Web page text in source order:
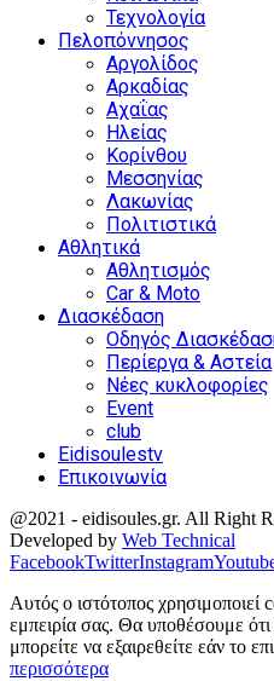
Τεχνολογία
Πελοπόννησος
Αργολίδος
Αρκαδίας
Αχαΐας
Ηλείας
Κορίνθου
Μεσσηνίας
Λακωνίας
Πολιτιστικά
Αθλητικά
Αθλητισμός
Car & Moto
Διασκέδαση
Οδηγός
Περίεργα & Αστεία
Νέες κυκλοφορίες
Event
club
Eidisoulestv
Επικοινωνία
@2021 - eidisoules.gr. All Right
Developed by Web Technical
FacebookTwitterInstagram
Αυτός ο ιστότοπος χρησιμοποιεί
εμπειρία σας. Θα υποθέσουμε ότι
μπορείτε να εξαιρεθείτε εάν το
περισσότερα